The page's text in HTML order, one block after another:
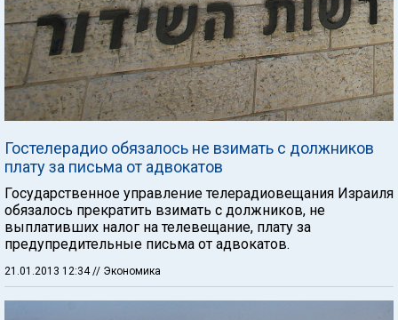
Гостелерадио обязалось не взимать с должников
плату за письма от адвокатов
Государственное управление телерадиовещания Израиля
обязалось прекратить взимать с должников, не
выплативших налог на телевещание, плату за
предупредительные письма от адвокатов.
21.01.2013 12:34// Экономика